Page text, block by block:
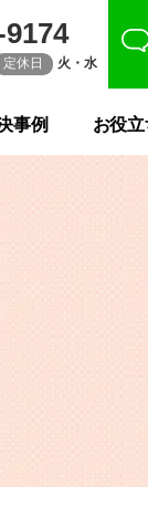
定休日 火・水
事例 お役